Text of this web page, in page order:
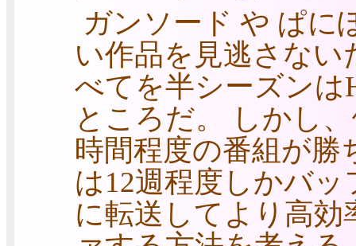
ガンソード や ぱに
い作品を見逃さな
べてを半シーズン
ところだ。 しかし
時間程度の番組が勝
は12週程度しかバ
に転送してより高